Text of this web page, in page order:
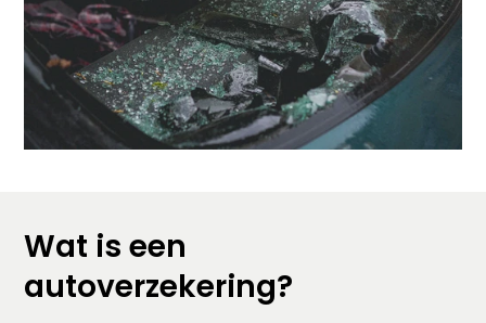
Wat is een
autoverzekering?